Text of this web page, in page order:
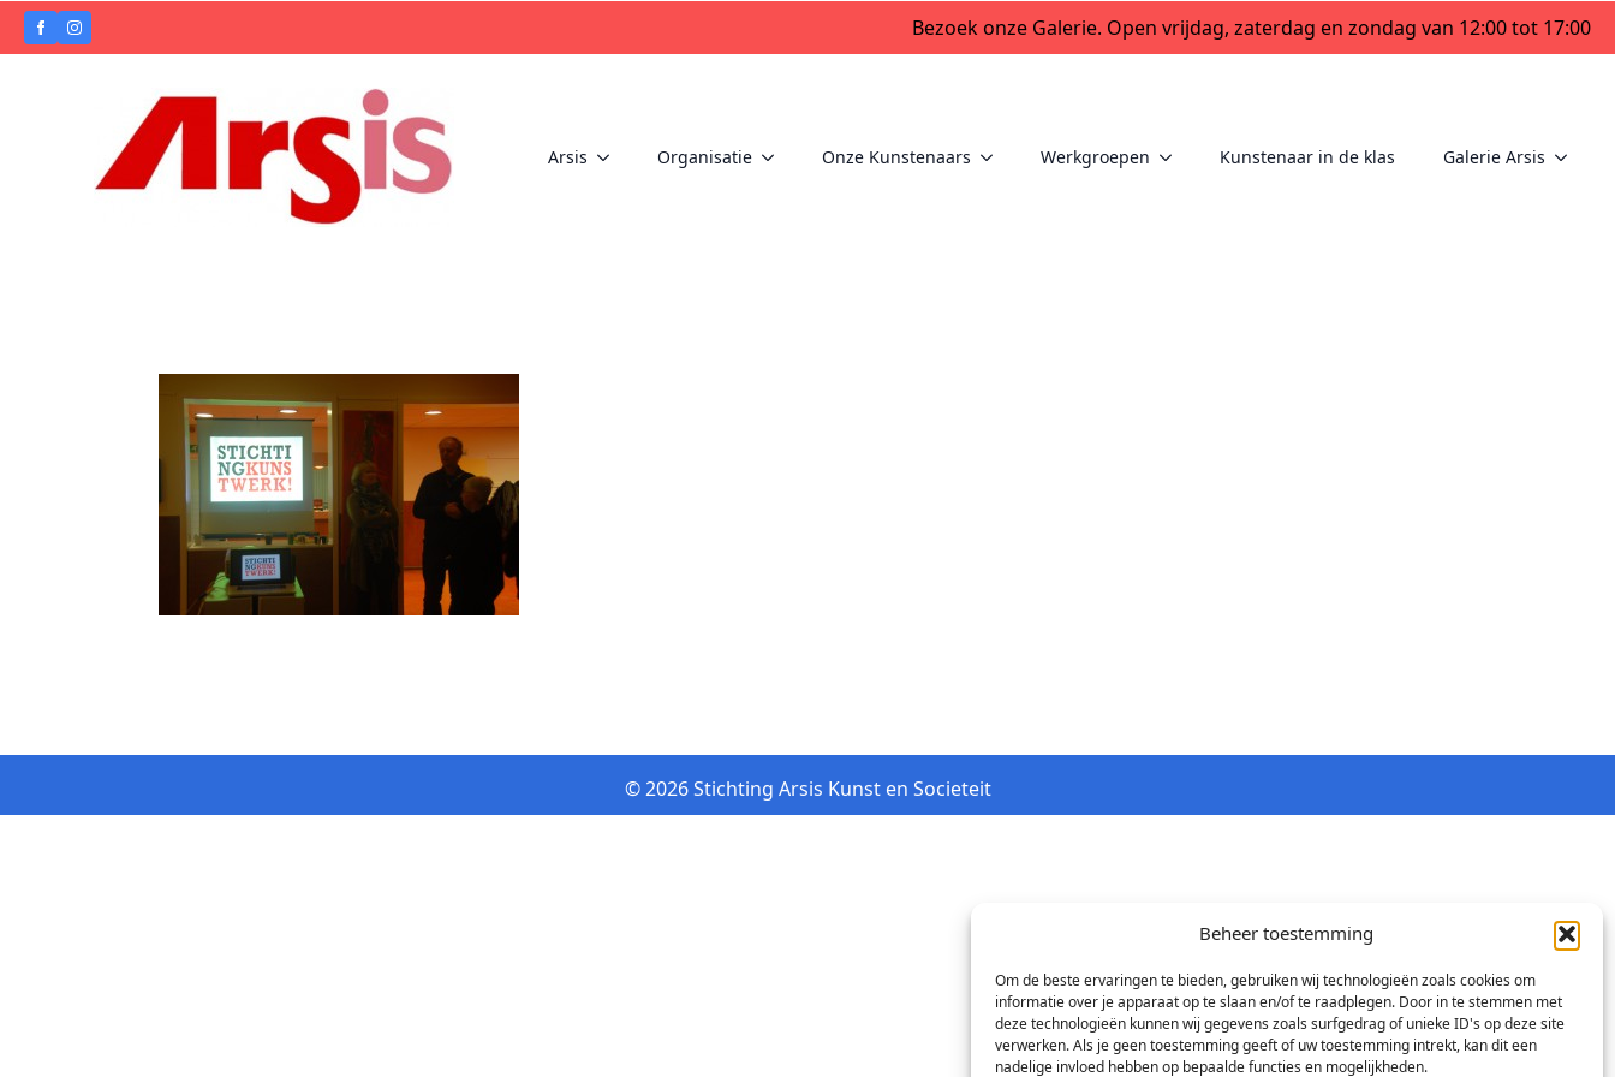
Beheer toestemming
Om de beste ervaringen te bieden, gebruiken wij technologieën zoals cookies om
informatie over je apparaat op te slaan en/of te raadplegen. Door in te stemmen met
deze technologieën kunnen wij gegevens zoals surfgedrag of unieke ID's op deze site
verwerken. Als je geen toestemming geeft of uw toestemming intrekt, kan dit een
nadelige invloed hebben op bepaalde functies en mogelijkheden.
Bezoek onze Galerie. Open vrijdag, zaterdag en zondag van 12:00 tot 17:00
Arsis Organisatie Onze Kunstenaars Werkgroepen Kunstenaar in de klas Galerie Arsis
© 2026 Stichting Arsis Kunst en Societeit